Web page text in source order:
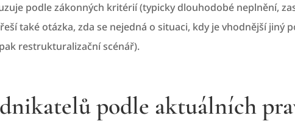
podle zákonných kritérií (typicky dlouhodobé neplnění,
také otázka, zda se nejedná o situaci, kdy je vhodnější jiný
restrukturalizační scénář).
podle aktuálních